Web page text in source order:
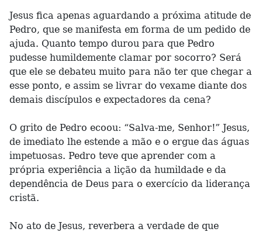
Jesus fica apenas aguardando a próxima atitude de
Pedro, que se manifesta em forma de um pedido de
ajuda. Quanto tempo durou para que Pedro
pudesse humildemente clamar por socorro? Será
que ele se debateu muito para não ter que chegar a
esse ponto, e assim se livrar do vexame diante dos
demais discípulos e expectadores da cena?
O grito de Pedro ecoou: “Salva-me, Senhor!” Jesus,
de imediato lhe estende a mão e o ergue das águas
impetuosas. Pedro teve que aprender com a
própria experiência a lição da humildade e da
dependência de Deus para o exercício da liderança
cristã.
No ato de Jesus, reverbera a verdade de que